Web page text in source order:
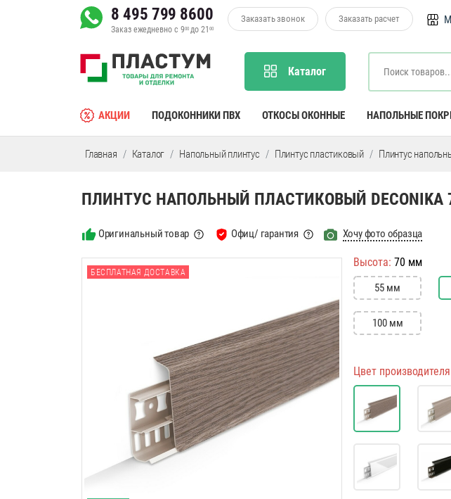
8 495 799 8600
Заказ ежедневно с 900до 2100
Заказать звонок Заказать расчет
Каталог
АКЦИИ ПОДОКОННИКИ ПВХ ОТКОСЫ ОКОННЫЕ НАПОЛЬНЫЕ
Главная Каталог Напольный плинтус Плинтус пластиковый Плинтус
ПЛИНТУС НАПОЛЬНЫЙ ПЛАСТИКОВЫЙ
Оригинальный товар Офиц/ гарантия Хочу фото образца
БЕСПЛАТНАЯ ДОСТАВКА
Высота:70 мм
55 мм
100 мм
Цвет